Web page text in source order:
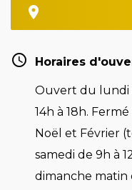
Horaires
Ouvert du lundi
14h à 18h.
Noël et Février
samedi de 9h à
dimanche matin